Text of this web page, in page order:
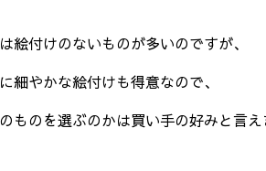
絵付けのないものが多いのですが、
細やかな絵付けも得意なので、
ものを選ぶのかは買い手の好みと言え